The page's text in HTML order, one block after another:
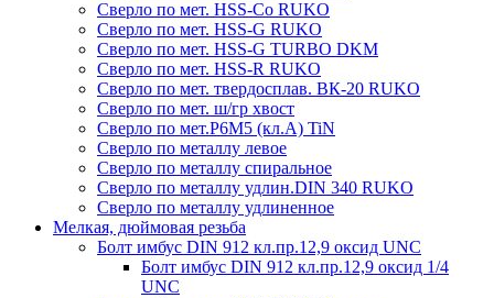
Сверло по мет. HSS-Co RUKO
Сверло по мет. HSS-G RUKO
Сверло по мет. HSS-G TURBO DKM
Сверло по мет. HSS-R RUKO
Сверло по мет. твердосплав. ВК-20 RUKO
Сверло по мет. ш/гр хвост
Сверло по мет.Р6М5 (кл.А) TiN
Сверло по металлу левое
Сверло по металлу спиральное
Сверло по металлу удлин.DIN 340 RUKO
Сверло по металлу удлиненное
Мелкая, дюймовая резьба
Болт имбус DIN 912 кл.пр.12,9 оксид UNC
Болт имбус DIN 912 кл.пр.12,9 оксид 1/4
UNC